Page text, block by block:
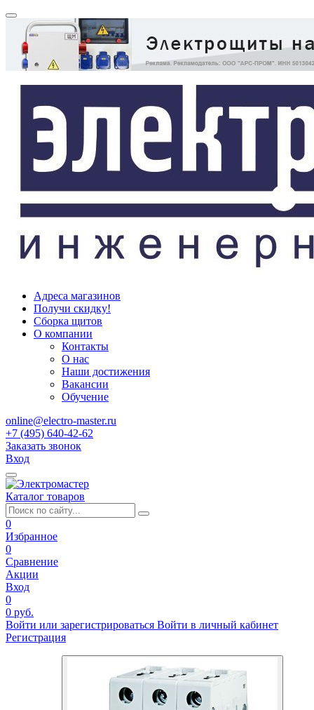
Адреса магазинов
Получи скидку!
Сборка щитов
О компании
Контакты
О нас
Наши достижения
Вакансии
Обучение
online@electro-master.ru
+7 (495) 640-42-62
Заказать звонок
Вход
Каталог товаров
0
Избранное
0
Сравнение
Акции
Вход
0
0 руб.
Войти или зарегистрироваться Войти в личный кабинет
Регистрация